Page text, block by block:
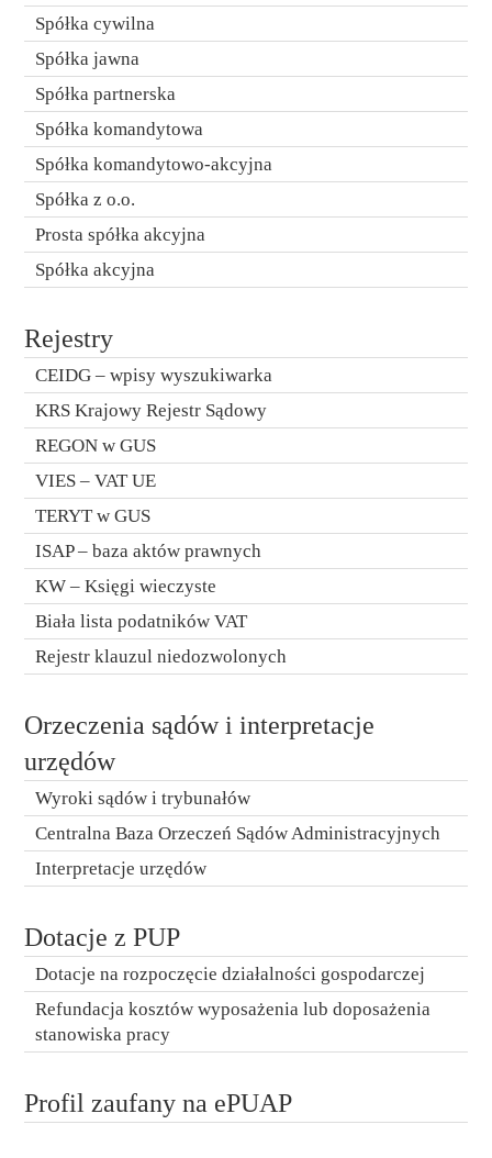
Spółka cywilna
Spółka jawna
Spółka partnerska
Spółka komandytowa
Spółka komandytowo-akcyjna
Spółka z o.o.
Prosta spółka akcyjna
Spółka akcyjna
Rejestry
CEIDG – wpisy wyszukiwarka
KRS Krajowy Rejestr Sądowy
REGON w GUS
VIES – VAT UE
TERYT w GUS
ISAP – baza aktów prawnych
KW – Księgi wieczyste
Biała lista podatników VAT
Rejestr klauzul niedozwolonych
Orzeczenia sądów i interpretacje
urzędów
Wyroki sądów i trybunałów
Centralna Baza Orzeczeń Sądów Administracyjnych
Interpretacje urzędów
Dotacje z PUP
Dotacje na rozpoczęcie działalności gospodarczej
Refundacja kosztów wyposażenia lub doposażenia
stanowiska pracy
Profil zaufany na ePUAP